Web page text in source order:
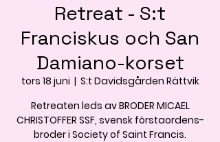
Retreat - S:t
Franciskus och San
Damiano-korset
tors 18 juni
  |
S:t Davidsgården Rättvik
Retreaten leds av BRODER MICAEL
CHRISTOFFER SSF, svensk förstaordens-
broder i Society of Saint Francis.